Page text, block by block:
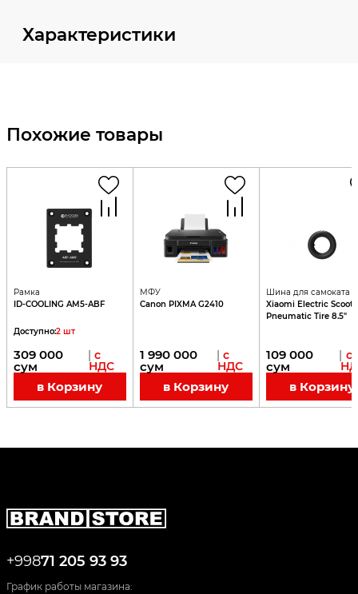
Характеристики
Похожие товары
Рамка
ID-COOLING AM5-ABF
Доступно:2 шт
309 000
сум
| с
НДС
в Корзину
МФУ
Canon PIXMA G2410
1 990 000
сум
| с
НДС
в Корзину
Шина для самоката
Xiaomi Electric
Pneumatic Tire 8.5"
109 000
сум
| с
в Корзину
+99871 205 93 93
График работы магазина: